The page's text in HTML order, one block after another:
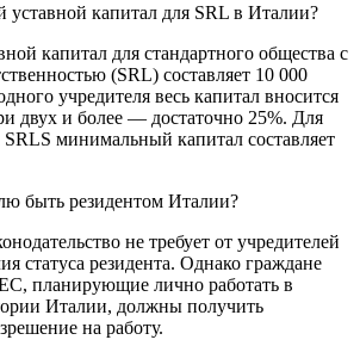
капитал для SRL в Италии?
капитал для стандартного общества с
(SRL) составляет 10 000
учредителя весь капитал вносится
двух и более — достаточно 25%. Для
минимальный капитал составляет
быть резидентом Италии?
не требует от учредителей
статуса резидента. Однако граждане
планирующие лично работать в
Италии, должны получить
на работу.